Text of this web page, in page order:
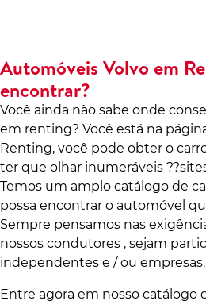
Automóveis Volvo em
encontrar?
Você ainda não sabe onde
em renting? Você está na
Renting, você pode obter o
ter que olhar inumeráveis
Temos um amplo catálogo de
possa encontrar o automóvel
Sempre pensamos nas
nossos condutores , sejam
independentes e / ou empresas.
Entre agora em nosso catálogo